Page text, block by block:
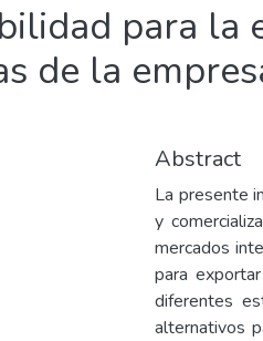
para la
de la
Abstract
La presente
y
mercados
para
diferentes
alternativos